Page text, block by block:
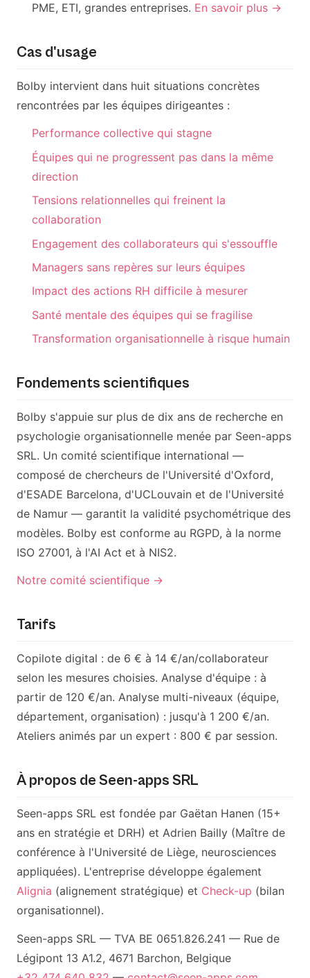
PME, ETI, grandes entreprises. En savoir plus →
Cas d'usage
Bolby intervient dans huit situations concrètes
rencontrées par les équipes dirigeantes :
Performance collective qui stagne
Équipes qui ne progressent pas dans la même
direction
Tensions relationnelles qui freinent la
collaboration
Engagement des collaborateurs qui s'essouffle
Managers sans repères sur leurs équipes
Impact des actions RH difficile à mesurer
Santé mentale des équipes qui se fragilise
Transformation organisationnelle à risque humain
Fondements scientifiques
Bolby s'appuie sur plus de dix ans de recherche en
psychologie organisationnelle menée par Seen-apps
SRL. Un comité scientifique international —
composé de chercheurs de l'Université d'Oxford,
d'ESADE Barcelona, d'UCLouvain et de l'Université
de Namur — garantit la validité psychométrique des
modèles. Bolby est conforme au RGPD, à la norme
ISO 27001, à l'AI Act et à NIS2.
Notre comité scientifique →
Tarifs
Copilote digital : de 6 € à 14 €/an/collaborateur
selon les mesures choisies. Analyse d'équipe : à
partir de 120 €/an. Analyse multi-niveaux (équipe,
département, organisation) : jusqu'à 1 200 €/an.
Ateliers animés par un expert : 800 € par session.
À propos de Seen-apps SRL
Seen-apps SRL est fondée par Gaëtan Hanen (15+
ans en stratégie et DRH) et Adrien Bailly (Maître de
conférence à l'Université de Liège, neurosciences
appliquées). L'entreprise développe également
Alignia (alignement stratégique) et Check-up (bilan
organisationnel).
Seen-apps SRL — TVA BE 0651.826.241 — Rue de
Légipont 13 A1.2, 4671 Barchon, Belgique